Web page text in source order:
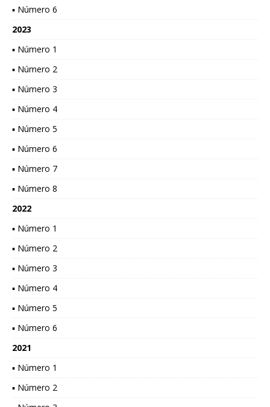
▪ Número 6
2023
▪ Número 1
▪ Número 2
▪ Número 3
▪ Número 4
▪ Número 5
▪ Número 6
▪ Número 7
▪ Número 8
2022
▪ Número 1
▪ Número 2
▪ Número 3
▪ Número 4
▪ Número 5
▪ Número 6
2021
▪ Número 1
▪ Número 2